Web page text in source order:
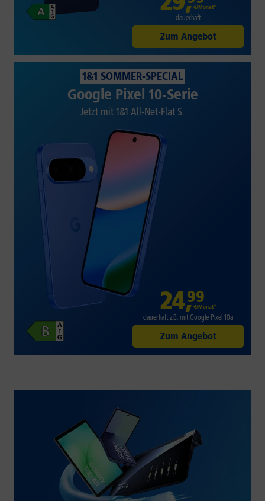
€/Monat*
dauerhaft
Zum Angebot
1&1 SOMMER-SPECIAL
Google Pixel 10-Serie
Jetzt mit 1&1 All-Net-Flat S.
24,99
€/Monat*
dauerhaft z.B. mit Google Pixel 10a
Zum Angebot